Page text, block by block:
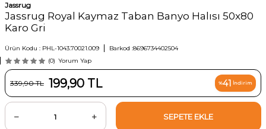
Jassrug
Jassrug Royal Kaymaz Taban Banyo Halısı 50x80
Karo Gri
Ürün Kodu : PHL-1043.70021.009 Barkod :8696734402504
(0) Yorum Yap
339,90TL 199,90 TL %41 İndirim
SEPETE EKLE